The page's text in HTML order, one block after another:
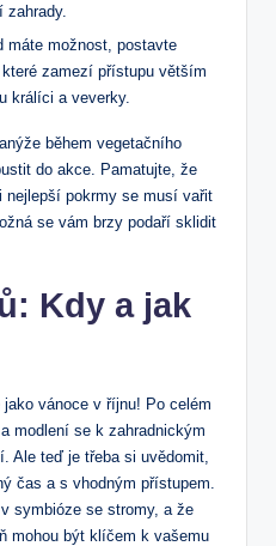
zahrady.
máte možnost, postavte
zamezí přístupu větším
králíci a veverky.
během vegetačního
do akce. Pamatujte, že
nejlepší pokrmy se musí vařit
se vám brzy podaří sklidit
Kdy a jak
vánoce v říjnu! Po celém
modlení se k zahradnickým
Ale teď je třeba si uvědomit,
čas a s vhodným přístupem.
symbióze se stromy, a že
mohou být klíčem k vašemu